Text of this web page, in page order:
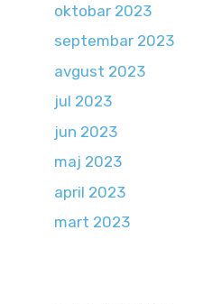
oktobar 2023
septembar 2023
avgust 2023
jul 2023
jun 2023
maj 2023
april 2023
mart 2023